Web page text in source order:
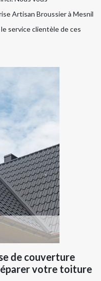
Artisan Broussier à Mesnil
service clientèle de ces
de couverture
votre toiture